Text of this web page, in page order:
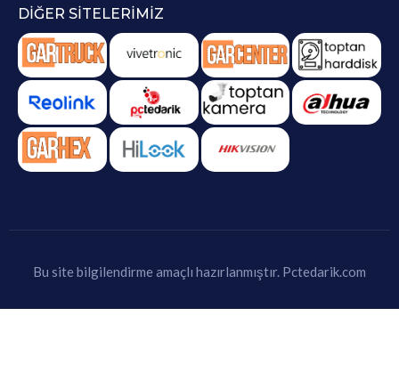
DIĞER SITELERIMIZ
Bu site bilgilendirme amaçlı hazırlanmıştır. Pctedarik.com